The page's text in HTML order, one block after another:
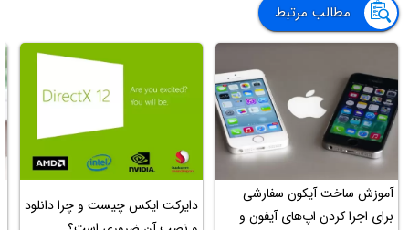
مطالب مرتبط
آموزش ساخت آیکون سفارشی
برای اجرا کردن اپ‌های آیفون و
دایرکت ایکس چیست و چرا دانلود